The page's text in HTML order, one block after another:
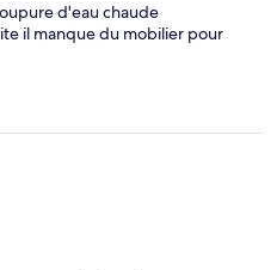
d'eau chaude
il manque du mobilier pour